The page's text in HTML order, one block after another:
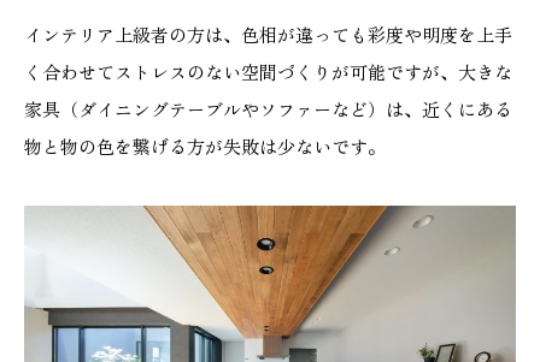
インテリア上級者の方は、色相が違っても彩度や明度を上手
く合わせてストレスのない空間づくりが可能ですが、大きな
家具（ダイニングテーブルやソファーなど）は、近くにある
物と物の色を繋げる方が失敗は少ないです。